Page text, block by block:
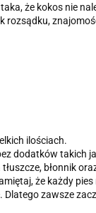
że kokos nie
rozsądku,
ilościach.
dodatków takich
błonnik
że każdy
zawsze